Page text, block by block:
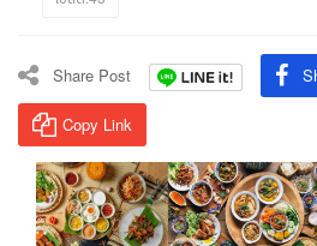
Share Post
Copy Link